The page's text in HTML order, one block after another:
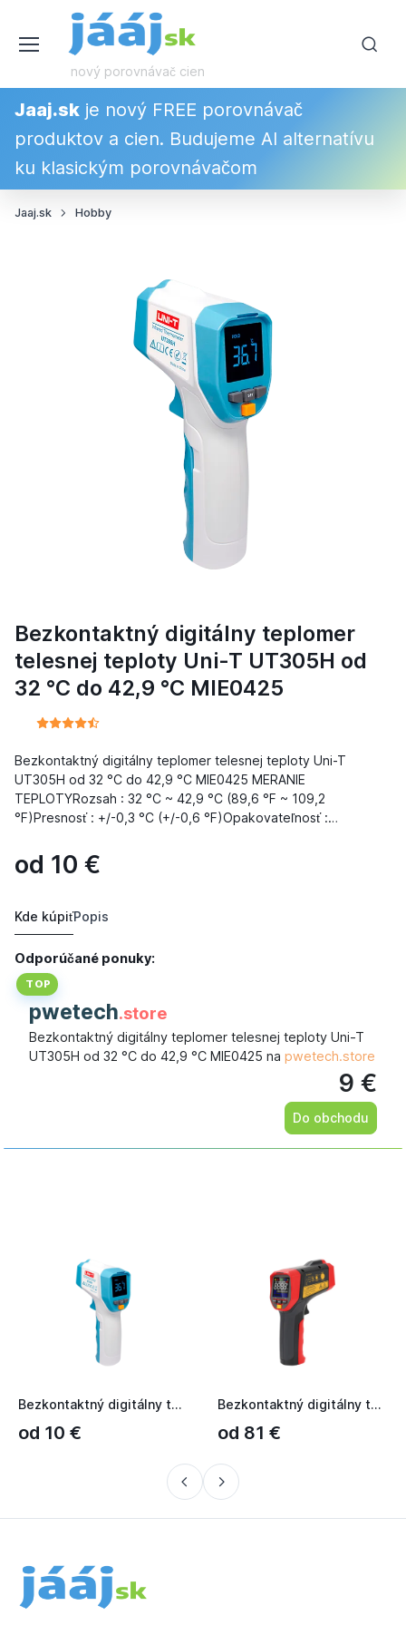
nový porovnávač cien
Jaaj.sk je nový FREE porovnávač
produktov a cien. Budujeme AI alternatívu
ku klasickým porovnávačom
Jaaj.sk Hobby
Bezkontaktný digitálny teplomer
telesnej teploty Uni-T UT305H od
32 °C do 42,9 °C MIE0425
Bezkontaktný digitálny teplomer telesnej teploty Uni-T
UT305H od 32 °C do 42,9 °C MIE0425 MERANIE
TEPLOTYRozsah : 32 °C ~ 42,9 °C (89,6 °F ~ 109,2
°F)Presnosť : +/-0,3 °C (+/-0,6 °F)Opakovateľnosť :…
od 10 €
Kde kúpiťPopis
Odporúčané ponuky:
TOP
pwetech.store
Bezkontaktný digitálny teplomer telesnej teploty Uni-T
UT305H od 32 °C do 42,9 °C MIE0425 na pwetech.store
9 €
Do obchodu
Bezkontaktný digitálny teplomer telesnej teploty Uni-T UT305...
od 10 €
Bezkontaktný digitálny teplomer Uni-T UT302C+ od -32 °C do 1...
od 81 €